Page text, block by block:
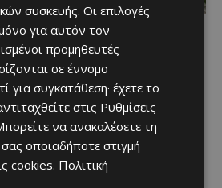
75%ενός διώροφου κτηρίου
που βρίσκεται 2 χιλιόμετρα από
– Αστρομερίτη και
του χωριού.
σε
δύο καταστήματα στο ισόγειο
πρώτο όροφο
συσκευής. Οι επιλογές
για αυτόν τον
προμηθευτές
σε έννομο
για συγκατάθεση· έχετε το
στις Ρυθμίσεις
να ανακαλέσετε τη
οποιαδήποτε στιγμή
cookies. Πολιτική